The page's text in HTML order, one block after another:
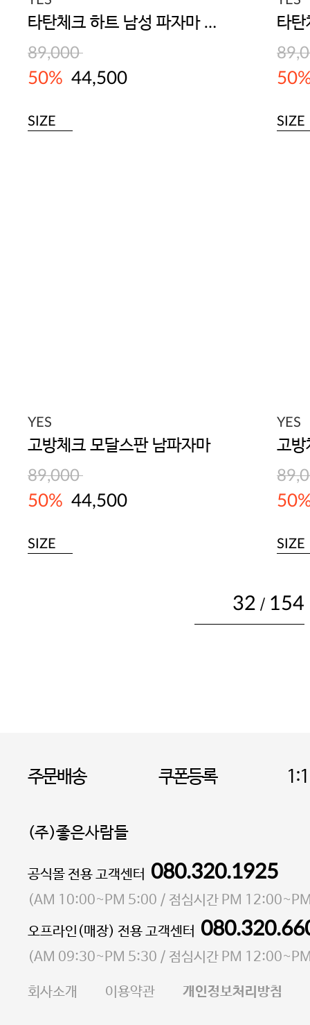
타탄체크 하트 남성 파자마 세트
89,000
50% 44,500
SIZE SIZE
YES
고방체크 모달스판 남파자마
89,000
50% 44,500
SIZE
YES
고방
SIZE
32 / 154
주문배송 쿠폰등록
(주)좋은사람들
대표 이성현,박영환| 개인정보관리책임자 김상현
소재지 서울특별시 마포구 마포대로4다길 41 마포
통신판매업 신고번호 2023-서울마포-3931호
사업자등록번호 105-81-58242
E-MAIL goodpeople@gpin.co.kr
공식몰 전용 고객센터 080.320.1925
(AM 10:00~PM 5:00 / 점심시간 PM
오프라인(매장) 전용 고객센터
(AM 09:30~PM 5:30 / 점심시간 PM
회사소개 이용약관 개인정보처리방침